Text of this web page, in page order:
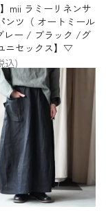
】mii ラミーリネンサ
ンツ（ オートミール
レー / ブラック /グ
ニセックス】▽
込)